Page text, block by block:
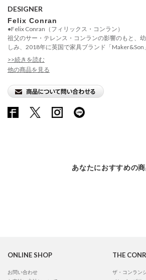
DESIGNER
Felix Conran
●Felix Conran（フィリックス・コンラン）
祖父のサー・テレンス・コンランの影響のもと、
しみ、2018年に英国で家具ブランド「Maker&Son
>>続きを読む
他の商品を見る
あなたにおすすめの
ONLINE SHOP
お問い合わせ
THE
ザ・コンラン